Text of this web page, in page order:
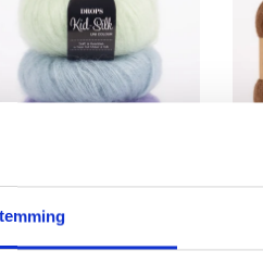
Laine / 25% Nylon